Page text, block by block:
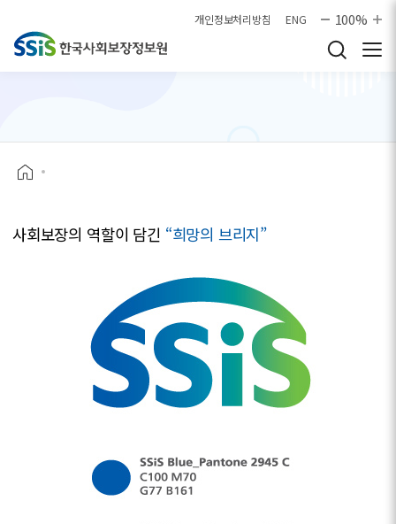
개인정보처리방침 ENG 100%
사회보장의 역할이 담긴 “희망의 브리지”